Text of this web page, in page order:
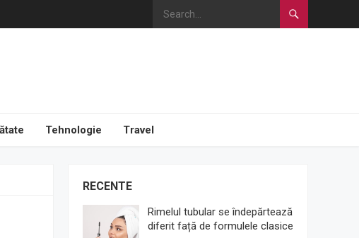
Tehnologie Travel
RECENTE
Rimelul tubular se îndepărtează
diferit față de formulele clasice